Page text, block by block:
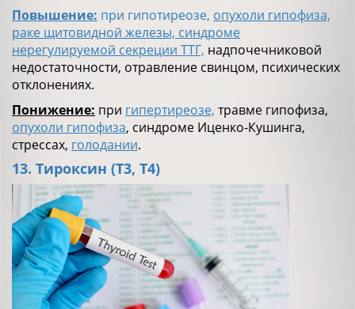
Повышение: при гипотиреозе, опухоли гипофиза,
раке щитовидной железы, синдроме
нерегулируемой секреции ТТГ, надпочечниковой
недостаточности, отравление свинцом, психических
отклонениях.
Понижение: при гипертиреозе, травме гипофиза,
опухоли гипофиза, синдроме Иценко-Кушинга,
стрессах, голодании.
13. Тироксин (Т3, Т4)